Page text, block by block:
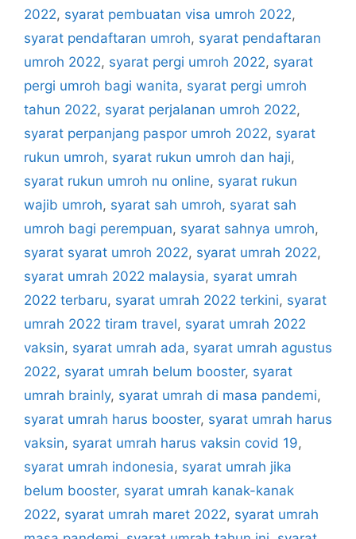
2022, syarat pembuatan visa umroh 2022,
syarat pendaftaran umroh, syarat pendaftaran
umroh 2022, syarat pergi umroh 2022, syarat
pergi umroh bagi wanita, syarat pergi umroh
tahun 2022, syarat perjalanan umroh 2022,
syarat perpanjang paspor umroh 2022, syarat
rukun umroh, syarat rukun umroh dan haji,
syarat rukun umroh nu online, syarat rukun
wajib umroh, syarat sah umroh, syarat sah
umroh bagi perempuan, syarat sahnya umroh,
syarat syarat umroh 2022, syarat umrah 2022,
syarat umrah 2022 malaysia, syarat umrah
2022 terbaru, syarat umrah 2022 terkini, syarat
umrah 2022 tiram travel, syarat umrah 2022
vaksin, syarat umrah ada, syarat umrah agustus
2022, syarat umrah belum booster, syarat
umrah brainly, syarat umrah di masa pandemi,
syarat umrah harus booster, syarat umrah harus
vaksin, syarat umrah harus vaksin covid 19,
syarat umrah indonesia, syarat umrah jika
belum booster, syarat umrah kanak-kanak
2022, syarat umrah maret 2022, syarat umrah